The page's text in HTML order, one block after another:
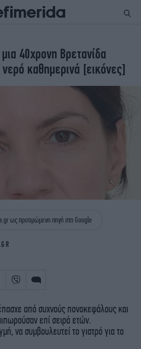
ΕΛΛΑΔΑ
ΚΟΣΜΟΣ
ΠΑΝΕΛΛΗΝΙΕΣ
ENGLISH EDITION
STORIES
TRAVEL
iGASTRONOMIE
40χρονη Βρετανίδα
νερό καθημερινά [εικόνες]
ως προτιμώμενη πηγή στη Google
από συχνούς πονοκεφάλους και
επί σειρά ετών.
να συμβουλευτεί το γιατρό για το